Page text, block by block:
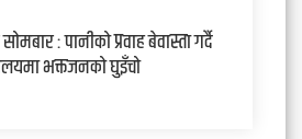
: पानीको प्रवाह बेवास्ता गर्दै
भक्तजनको घुइँचो